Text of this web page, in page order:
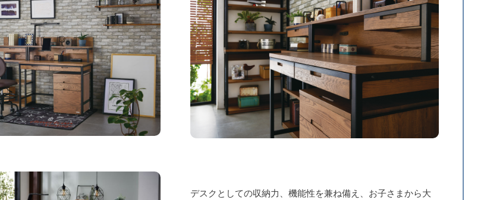
デスクとしての収納力、機能性を兼ね備え、お子さまから大